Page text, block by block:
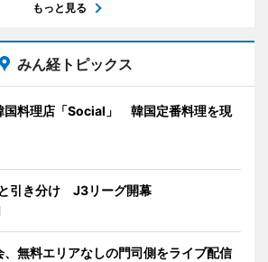
もっと見る
みん経トピックス
国料理店「Social」 韓国定番料理を現
引き分け J3リーグ開幕
無料エリアなしの門司側をライブ配信